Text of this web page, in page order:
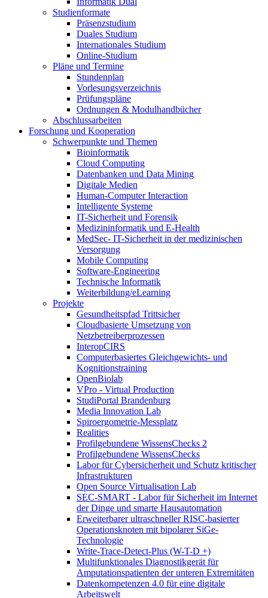
Studienformate
Präsenzstudium
Duales Studium
Internationales Studium
Online-Studium
Pläne und Termine
Stundenplan
Vorlesungsverzeichnis
Prüfungspläne
Ordnungen & Modulhandbücher
Abschlussarbeiten
Forschung und Kooperation
Schwerpunkte und Themen
Bioinformatik
Cloud Computing
Datenbanken und Data Mining
Digitale Medien
Human-Computer Interaction
Intelligente Systeme
IT-Sicherheit und Forensik
Medizininformatik und E-Health
MedSec- IT-Sicherheit in der medizinischen
Versorgung
Mobile Computing
Software-Engineering
Technische Informatik
Weiterbildung/eLearning
Projekte
Gesundheitspfad Trittsicher
Cloudbasierte Umsetzung von
Netzbetreiberprozessen
InteropCIRS
Computerbasiertes Gleichgewichts- und
Kognitionstraining
OpenBiolab
VPro - Virtual Production
StudiPortal Brandenburg
Media Innovation Lab
Spiroergometrie-Messplatz
Realities
Profilgebundene WissensChecks 2
Profilgebundene WissensChecks
Labor für Cybersicherheit und Schutz kritischer
Infrastrukturen
Open Source Virtualisation Lab
SEC-SMART - Labor für Sicherheit im Internet
der Dinge und smarte Hausautomation
Erweiterbarer ultraschneller RISC-basierter
Operationsknoten mit bipolarer SiGe-
Technologie
Write-Trace-Detect-Plus (W-T-D +)
Multifunktionales Diagnostikgerät für
Amputationspatienten der unteren Extremitäten
Datenkompetenzen 4.0 für eine digitale
Arbeitswelt